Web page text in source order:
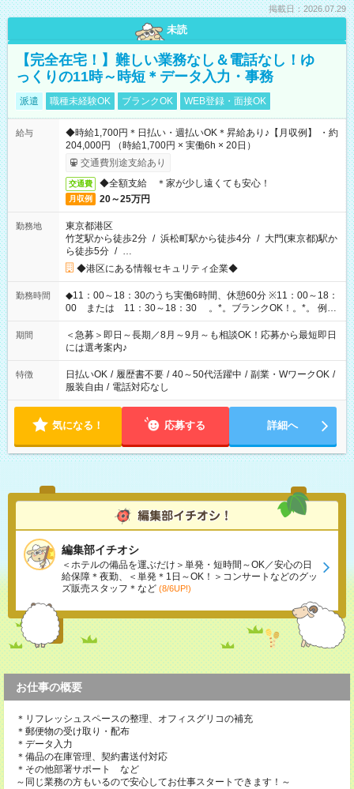
掲載日：2026.07.29
未読
【完全在宅！】難しい業務なし＆電話なし！ゆ
っくりの11時～時短＊データ入力・事務
派遣 職種未経験OK ブランクOK WEB登録・面接OK
給与
◆時給1,700円＊日払い・週払いOK＊昇給あり♪【月収例】 ・約
204,000円 （時給1,700円 × 実働6h × 20日）
交通費別途支給あり
交通費 ◆全額支給 ＊家が少し遠くても安心！
月収例 20～25万円
勤務地
東京都港区
竹芝駅から徒歩2分 / 浜松町駅から徒歩4分 / 大門(東京都)駅か
ら徒歩5分 / …
◆港区にある情報セキュリティ企業◆
勤務時間
◆11：00～18：30のうち実働6時間、休憩60分 ※11：00～18：
00 または 11：30～18：30 。*。ブランクOK！。*。 例え
ば前職が、 在宅/財団法人/事務/コールセンター/受付/販売/カフェ
スタッフ スイーツ販売/ホテルフロント/化粧品販売/など 様々な
業界から入社して活躍されています♪
期間
＜急募＞即日～長期／8月～9月～も相談OK！応募から最短即日
には選考案内♪
特徴 日払いOK / 履歴書不要 / 40～50代活躍中 / 副業・WワークOK /
服装自由 / 電話対応なし
気になる！ 応募する 詳細へ
編集部イチオシ
＜ホテルの備品を運ぶだけ＞単発・短時間～OK／安心の日
給保障＊夜勤、＜単発＊1日～OK！＞コンサートなどのグッ
ズ販売スタッフ＊など (8/6UP!)
お仕事の概要
＊リフレッシュスペースの整理、オフィスグリコの補充
＊郵便物の受け取り・配布
＊データ入力
＊備品の在庫管理、契約書送付対応
＊その他部署サポート など
～同じ業務の方もいるので安心してお仕事スタートできます！～